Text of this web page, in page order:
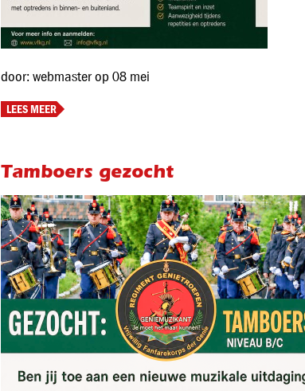
door: webmaster op 08 mei
LEES MEER
Tamboers gezocht